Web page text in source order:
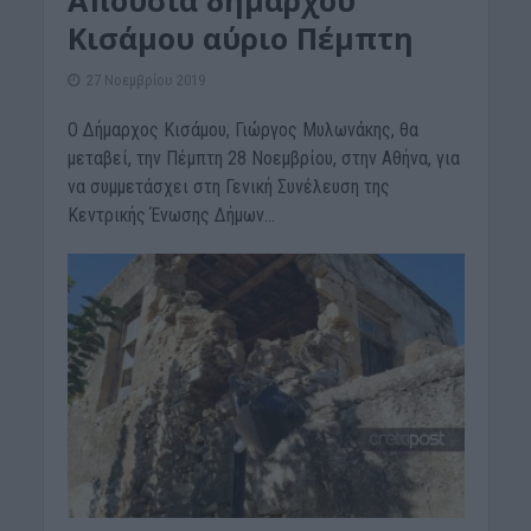
Κισάμου αύριο Πέμπτη
27 Νοεμβρίου 2019
O Δήμαρχος Κισάμου, Γιώργος Μυλωνάκης, θα
μεταβεί, την Πέμπτη 28 Νοεμβρίου, στην Αθήνα, για
να συμμετάσχει στη Γενική Συνέλευση της
Κεντρικής Ένωσης Δήμων...